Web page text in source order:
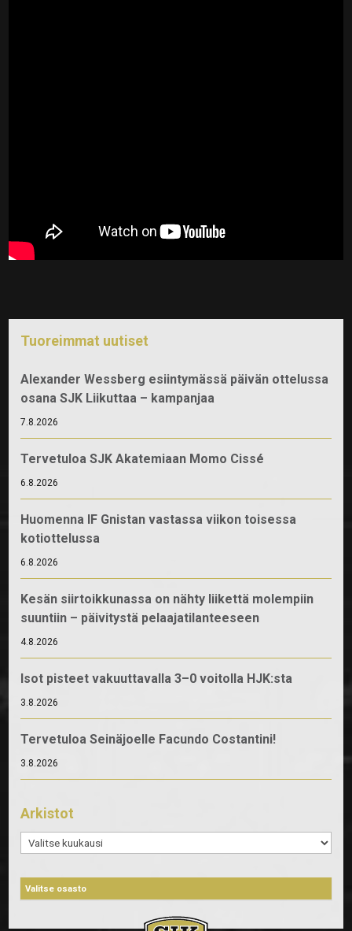
Tuoreimmat uutiset
Alexander Wessberg esiintymässä päivän ottelussa
osana SJK Liikuttaa – kampanjaa
7.8.2026
Tervetuloa SJK Akatemiaan Momo Cissé
6.8.2026
Huomenna IF Gnistan vastassa viikon toisessa
kotiottelussa
6.8.2026
Kesän siirtoikkunassa on nähty liikettä molempiin
suuntiin – päivitystä pelaajatilanteeseen
4.8.2026
Isot pisteet vakuuttavalla 3–0 voitolla HJK:sta
3.8.2026
Tervetuloa Seinäjoelle Facundo Costantini!
3.8.2026
Arkistot
Arkistot